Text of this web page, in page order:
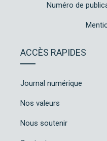
Numéro de
ACCÈS RAPIDES
Journal numérique
Nos valeurs
Nous soutenir